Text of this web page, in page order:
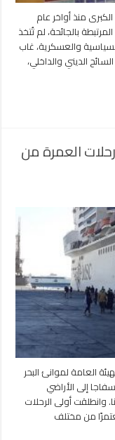
منذ أواخر عام
بالجائحة، لم تُتخذ
والعسكرية، غاب
الديني والداخلي،
العمرة من
ميناء
العامة لموانئ البحر
إلى الأراضي
كورونا. وانطلقت أولى الرحلات
متن العبارة “دليلة”، وعلى متنها 96 معتمرًا من مختلف